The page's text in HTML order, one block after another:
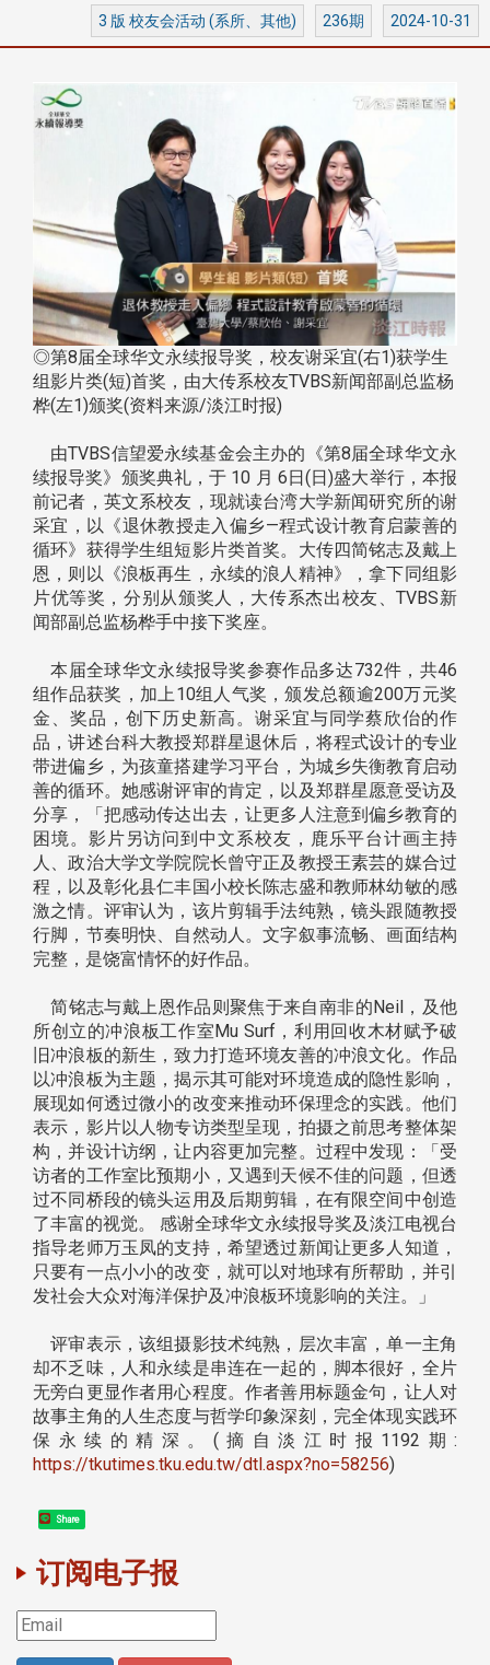
3 版 校友会活动 (系所、其他) 236期 2024-10-31
◎第8届全球华文永续报导奖，校友谢采宜(右1)获学生
组影片类(短)首奖，由大传系校友TVBS新闻部副总监杨
桦(左1)颁奖(资料来源/淡江时报)
由TVBS信望爱永续基金会主办的《第8届全球华文永
续报导奖》颁奖典礼，于 10 月 6日(日)盛大举行，本报
前记者，英文系校友，现就读台湾大学新闻研究所的谢
采宜，以《退休教授走入偏乡—程式设计教育启蒙善的
循环》获得学生组短影片类首奖。大传四简铭志及戴上
恩，则以《浪板再生，永续的浪人精神》，拿下同组影
片优等奖，分别从颁奖人，大传系杰出校友、TVBS新
闻部副总监杨桦手中接下奖座。
本届全球华文永续报导奖参赛作品多达732件，共46
组作品获奖，加上10组人气奖，颁发总额逾200万元奖
金、奖品，创下历史新高。谢采宜与同学蔡欣佁的作
品，讲述台科大教授郑群星退休后，将程式设计的专业
带进偏乡，为孩童搭建学习平台，为城乡失衡教育启动
善的循环。她感谢评审的肯定，以及郑群星愿意受访及
分享，「把感动传达出去，让更多人注意到偏乡教育的
困境。影片另访问到中文系校友，鹿乐平台计画主持
人、政治大学文学院院长曾守正及教授王素芸的媒合过
程，以及彰化县仁丰国小校长陈志盛和教师林幼敏的感
激之情。评审认为，该片剪辑手法纯熟，镜头跟随教授
行脚，节奏明快、自然动人。文字叙事流畅、画面结构
完整，是饶富情怀的好作品。
简铭志与戴上恩作品则聚焦于来自南非的Neil，及他
所创立的冲浪板工作室Mu Surf，利用回收木材赋予破
旧冲浪板的新生，致力打造环境友善的冲浪文化。作品
以冲浪板为主题，揭示其可能对环境造成的隐性影响，
展现如何透过微小的改变来推动环保理念的实践。他们
表示，影片以人物专访类型呈现，拍摄之前思考整体架
构，并设计访纲，让内容更加完整。过程中发现：「受
访者的工作室比预期小，又遇到天候不佳的问题，但透
过不同桥段的镜头运用及后期剪辑，在有限空间中创造
了丰富的视觉。 感谢全球华文永续报导奖及淡江电视台
指导老师万玉凤的支持，希望透过新闻让更多人知道，
只要有一点小小的改变，就可以对地球有所帮助，并引
发社会大众对海洋保护及冲浪板环境影响的关注。」
评审表示，该组摄影技术纯熟，层次丰富，单一主角
却不乏味，人和永续是串连在一起的，脚本很好，全片
无旁白更显作者用心程度。作者善用标题金句，让人对
故事主角的人生态度与哲学印象深刻，完全体现实践环
保永续的精深。(摘自淡江时报1192期:
https://tkutimes.tku.edu.tw/dtl.aspx?no=58256)
Share
订阅电子报